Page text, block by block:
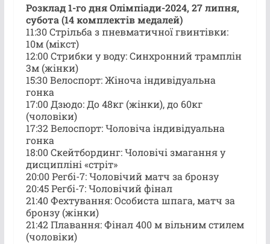
Розклад 1-го дня Олімпіади-2024, 27 липня,
субота (14 комплектів медалей)
11:30 Стрільба з пневматичної гвинтівки:
10м (мікст)
12:00 Стрибки у воду: Синхронний трамплін
3м (жінки)
15:30 Велоспорт: Жіноча індивідуальна
гонка
17:00 Дзюдо: До 48кг (жінки), до 60кг
(чоловіки)
17:32 Велоспорт: Чоловіча індивідуальна
гонка
18:00 Скейтбординг: Чоловічі змагання у
дисципліні «стріт»
20:00 Регбі-7: Чоловічий матч за бронзу
20:45 Регбі-7: Чоловічий фінал
21:40 Фехтування: Особиста шпага, матч за
бронзу (жінки)
21:42 Плавання: Фінал 400 м вільним стилем
(чоловіки)